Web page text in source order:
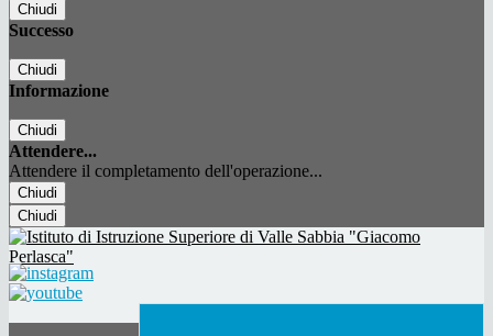
Chiudi
Successo
Chiudi
Informazione
Chiudi
Attendere...
Attendere il completamento dell'operazione...
Chiudi
Chiudi